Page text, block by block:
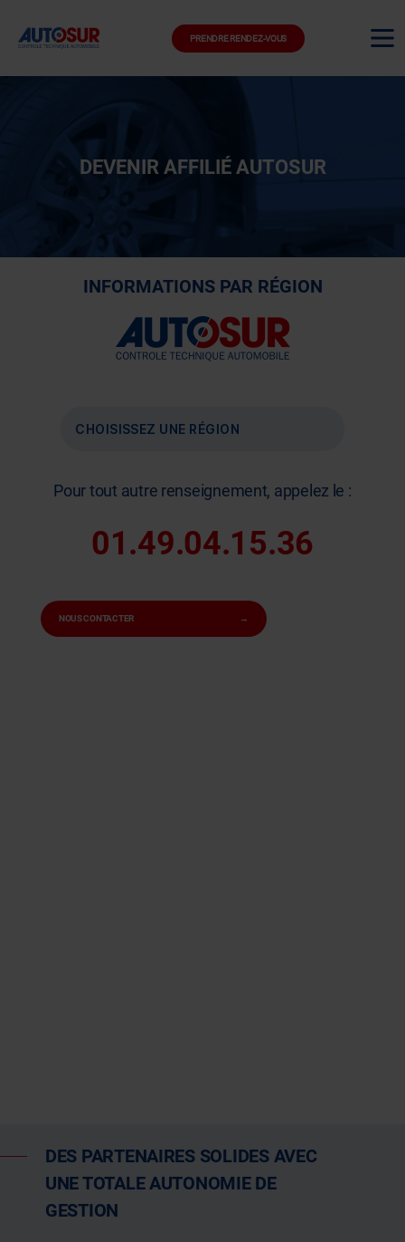
PRENDRE RENDEZ-VOUS
DEVENIR AFFILIÉ AUTOSUR
INFORMATIONS PAR RÉGION
CHOISISSEZ UNE RÉGION
Pour tout autre renseignement, appelez le :
01.49.04.15.36
NOUS CONTACTER →
DES PARTENAIRES SOLIDES AVEC
UNE TOTALE AUTONOMIE DE
GESTION